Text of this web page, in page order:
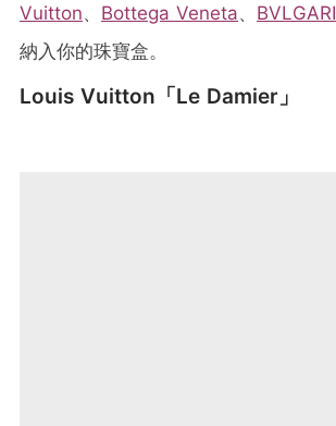
Vuitton、 Bottega Veneta、 BVLGARI
納入你的珠寶盒。
Louis Vuitton「Le Damier」